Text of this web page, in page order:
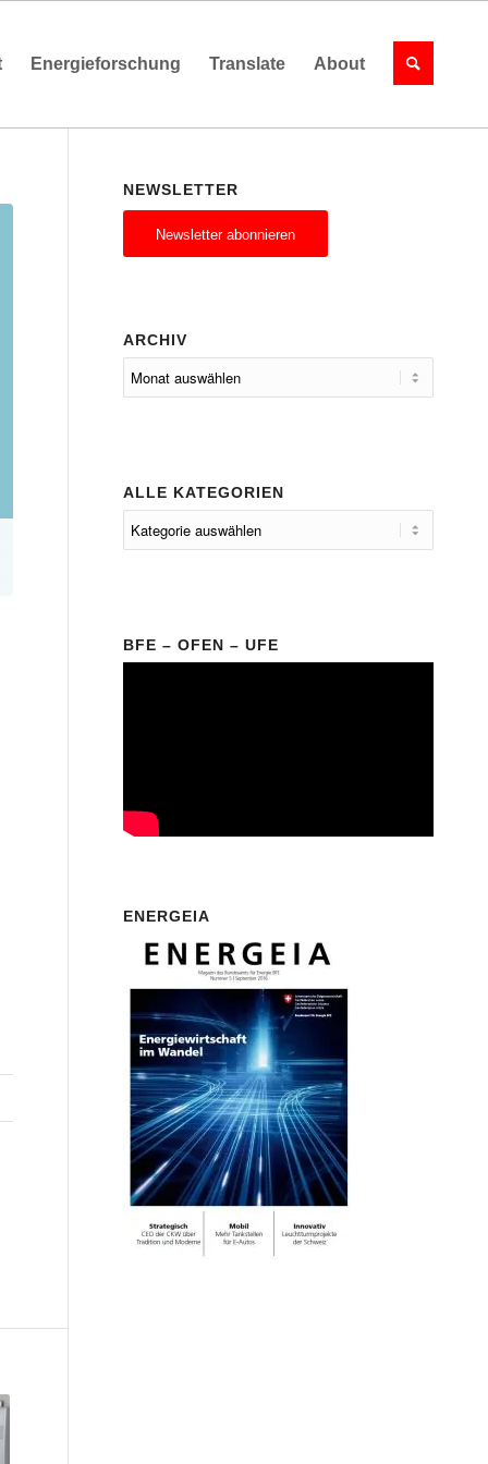
Energieforschung Translate About
NEWSLETTER
Newsletter abonnieren
ARCHIV
ALLE KATEGORIEN
BFE – OFEN – UFE
ENERGEIA